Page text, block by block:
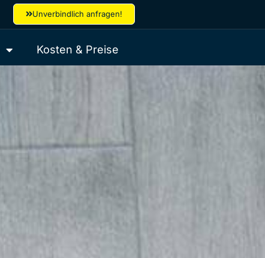
Unverbindlich anfragen!
Kosten & Preise